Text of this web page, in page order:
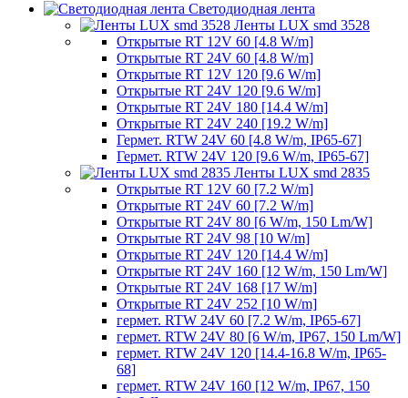
Светодиодная лента
Ленты LUX smd 3528
Открытые RT 12V 60 [4.8 W/m]
Открытые RT 24V 60 [4.8 W/m]
Открытые RT 12V 120 [9.6 W/m]
Открытые RT 24V 120 [9.6 W/m]
Открытые RT 24V 180 [14.4 W/m]
Открытые RT 24V 240 [19.2 W/m]
Гермет. RTW 24V 60 [4.8 W/m, IP65-67]
Гермет. RTW 24V 120 [9.6 W/m, IP65-67]
Ленты LUX smd 2835
Открытые RT 12V 60 [7.2 W/m]
Открытые RT 24V 60 [7.2 W/m]
Открытые RT 24V 80 [6 W/m, 150 Lm/W]
Открытые RT 24V 98 [10 W/m]
Открытые RT 24V 120 [14.4 W/m]
Открытые RT 24V 160 [12 W/m, 150 Lm/W]
Открытые RT 24V 168 [17 W/m]
Открытые RT 24V 252 [10 W/m]
гермет. RTW 24V 60 [7.2 W/m, IP65-67]
гермет. RTW 24V 80 [6 W/m, IP67, 150 Lm/W]
гермет. RTW 24V 120 [14.4-16.8 W/m, IP65-
68]
гермет. RTW 24V 160 [12 W/m, IP67, 150